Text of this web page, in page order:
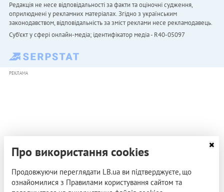
Редакція не несе відповідальності за факти та оціночні судження,
оприлюднені у рекламних матеріалах. Згідно з українським
законодавством, відповідальність за зміст реклами несе рекламодавець.
Cуб'єкт у сфері онлайн-медіа; ідентифікатор медіа - R40-05097
РЕКЛАМА
Про використання cookies
Продовжуючи переглядати LB.ua ви підтверджуєте, що
ознайомилися з Правилами користування сайтом та